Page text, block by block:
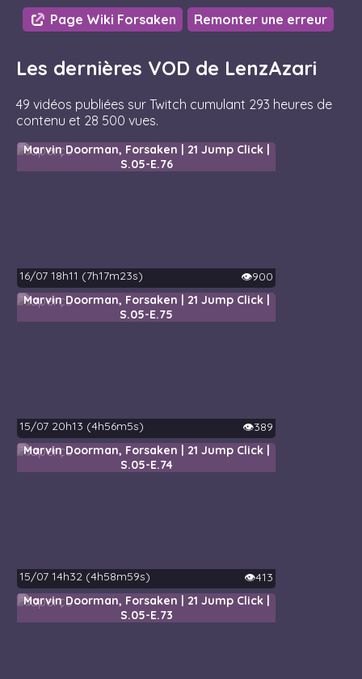
Page Wiki Forsaken
Remonter une erreur
Les dernières VOD de LenzAzari
49 vidéos publiées sur Twitch cumulant 293 heures de
contenu et 28 500 vues.
Marvin Doorman, Forsaken | 21 Jump Click |
S.05-E.76
16/07 18h11 (7h17m23s)
👁️900
Marvin Doorman, Forsaken | 21 Jump Click |
S.05-E.75
15/07 20h13 (4h56m5s)
👁️389
Marvin Doorman, Forsaken | 21 Jump Click |
S.05-E.74
15/07 14h32 (4h58m59s)
👁️413
Marvin Doorman, Forsaken | 21 Jump Click |
S.05-E.73